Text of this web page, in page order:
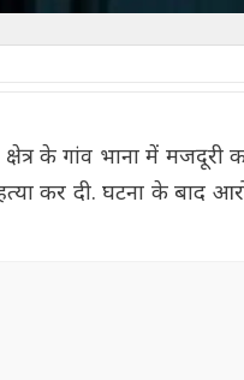
के गांव भाना में मजदूरी
कर दी. घटना के बाद